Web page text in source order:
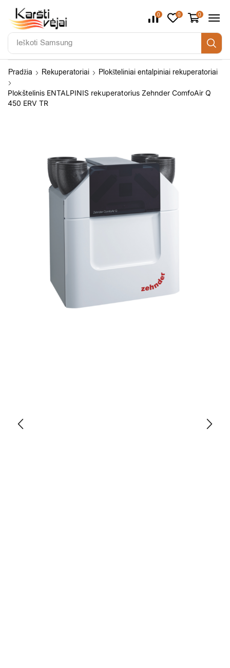
Ieškoti
0 0 0
Pradžia Rekuperatoriai Plokšteliniai entalpiniai rekuperatoriai
Plokštelinis ENTALPINIS rekuperatorius Zehnder ComfoAir Q
450 ERV TR